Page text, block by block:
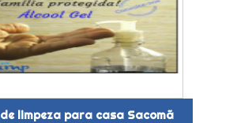
limpeza para casa Sacomã